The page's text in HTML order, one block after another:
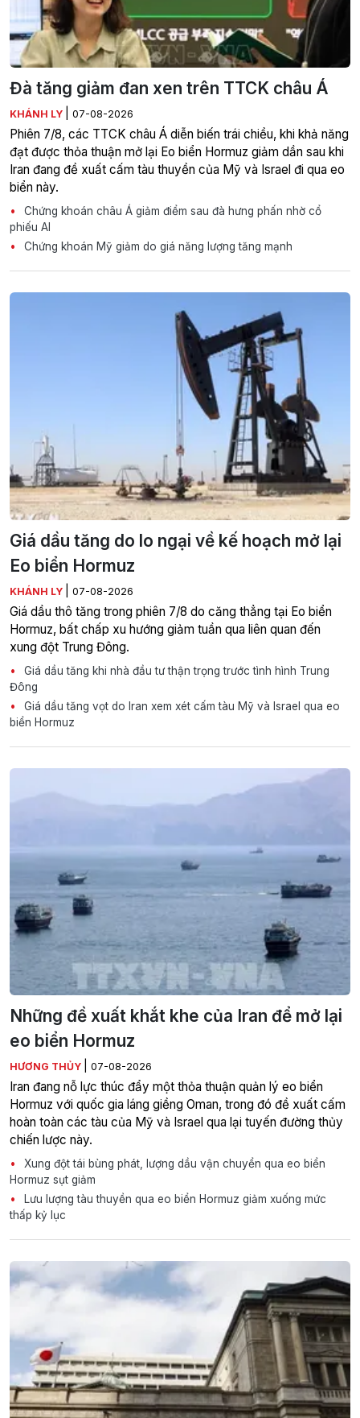
Đà tăng giảm đan xen trên TTCK châu Á
KHÁNH LY 07-08-2026
Phiên 7/8, các TTCK châu Á diễn biến trái chiều, khi khả năng
đạt được thỏa thuận mở lại Eo biển Hormuz giảm dần sau khi
Iran đang đề xuất cấm tàu thuyền của Mỹ và Israel đi qua eo
biển này.
Chứng khoán châu Á giảm điểm sau đà hưng phấn nhờ cổ
phiếu AI
Chứng khoán Mỹ giảm do giá năng lượng tăng mạnh
Giá dầu tăng do lo ngại về kế hoạch mở lại
Eo biển Hormuz
KHÁNH LY 07-08-2026
Giá dầu thô tăng trong phiên 7/8 do căng thẳng tại Eo biển
Hormuz, bất chấp xu hướng giảm tuần qua liên quan đến
xung đột Trung Đông.
Giá dầu tăng khi nhà đầu tư thận trọng trước tình hình Trung
Đông
Giá dầu tăng vọt do Iran xem xét cấm tàu Mỹ và Israel qua eo
biển Hormuz
Những đề xuất khắt khe của Iran để mở lại
eo biển Hormuz
HƯƠNG THỦY 07-08-2026
Iran đang nỗ lực thúc đẩy một thỏa thuận quản lý eo biển
Hormuz với quốc gia láng giềng Oman, trong đó đề xuất cấm
hoàn toàn các tàu của Mỹ và Israel qua lại tuyến đường thủy
chiến lược này.
Xung đột tái bùng phát, lượng dầu vận chuyển qua eo biển
Hormuz sụt giảm
Lưu lượng tàu thuyền qua eo biển Hormuz giảm xuống mức
thấp kỷ lục